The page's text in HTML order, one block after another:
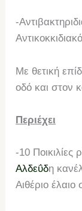
-
Με θετική
οδό και στον
Περιέχει
-10 Ποικιλίες
Αλδεΰδη
Αιθέριο